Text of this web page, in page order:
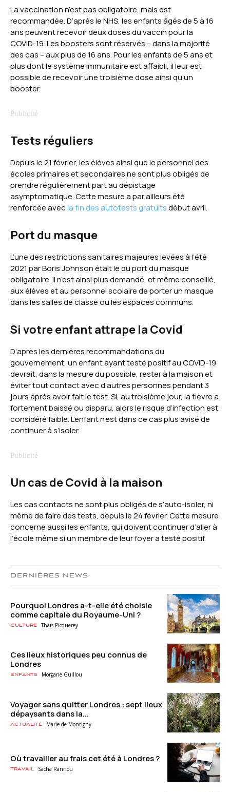
La vaccination n’est pas obligatoire, mais est
recommandée. D’après le NHS, les enfants âgés de 5 à 16
ans peuvent recevoir deux doses du vaccin pour la
COVID-19. Les boosters sont réservés – dans la majorité
des cas – aux plus de 16 ans. Pour les enfants de 5 ans et
plus dont le système immunitaire est affaibli, il leur est
possible de recevoir une troisième dose ainsi qu’un
booster.
Tests réguliers
Depuis le 21 février, les élèves ainsi que le personnel des
écoles primaires et secondaires ne sont plus obligés de
prendre régulièrement part au dépistage
asymptomatique. Cette mesure a par ailleurs été
renforcée avecla fin des autotests gratuitsdébut avril.
Port du masque
L’une des restrictions sanitaires majeures levées à l’été
2021 par Boris Johnson était le du port du masque
obligatoire. Il n’est ainsi plus demandé, et même conseillé,
aux élèves et au personnel scolaire de porter un masque
dans les salles de classe ou les espaces communs.
Si votre enfant attrape la Covid
D’après les dernières recommandations du
gouvernement, un enfant ayant testé positif au COVID-19
devrait, dans la mesure du possible, rester à la maison et
éviter tout contact avec d’autres personnes pendant 3
jours après avoir fait le test. Si, au troisième jour, la fièvre a
fortement baissé ou disparu, alors le risque d’infection est
considéré faible. L’enfant n’est dans ce cas plus avisé de
continuer à s’isoler.
Un cas de Covid à la maison
Les cas contacts ne sont plus obligés de s’auto-isoler, ni
même de faire des tests, depuis le 24 février. Cette mesure
concerne aussi les enfants, qui doivent continuer d’aller à
l’école même si un membre de leur foyer a testé positif.
DERNIÈRES NEWS
Pourquoi Londres a-t-elle été choisie
comme capitale du Royaume-Uni ?
Culture Thaïs Picquerey
Ces lieux historiques peu connus de
Londres
Enfants Morgane Guillou
Voyager sans quitter Londres : sept lieux
dépaysants dans la...
Actualité Marie de Montigny
Où travailler au frais cet été à Londres ?
Travail Sacha Rannou